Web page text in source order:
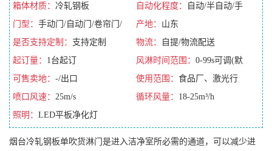
箱体材质： 冷轧钢板 自动化程度：
自动/半自动/手
动/全自动
门型： 手动门/自动门/卷帘门/
平移门
产地： 山东
是否支持定制： 支持定制 物流：
自提/物流配送
起订量： 1台起订 风淋时间范围： 0-99s可调(默
认10s)
可售卖地： -/出口 使用范围： 食品厂、激光行
业、医院、印刷车间
喷口风速： 25m/s 循环风量： 18-25m³/h
照明： LED平板净化灯
烟台冷轧钢板单吹货淋门是进入洁净室所必需的通道，可以减少进